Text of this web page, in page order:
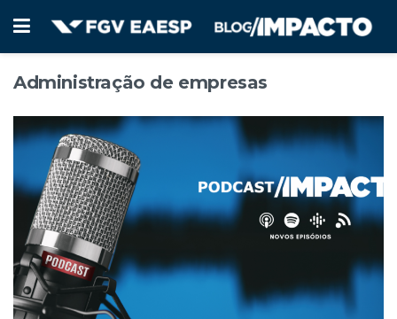
Administração de empresas